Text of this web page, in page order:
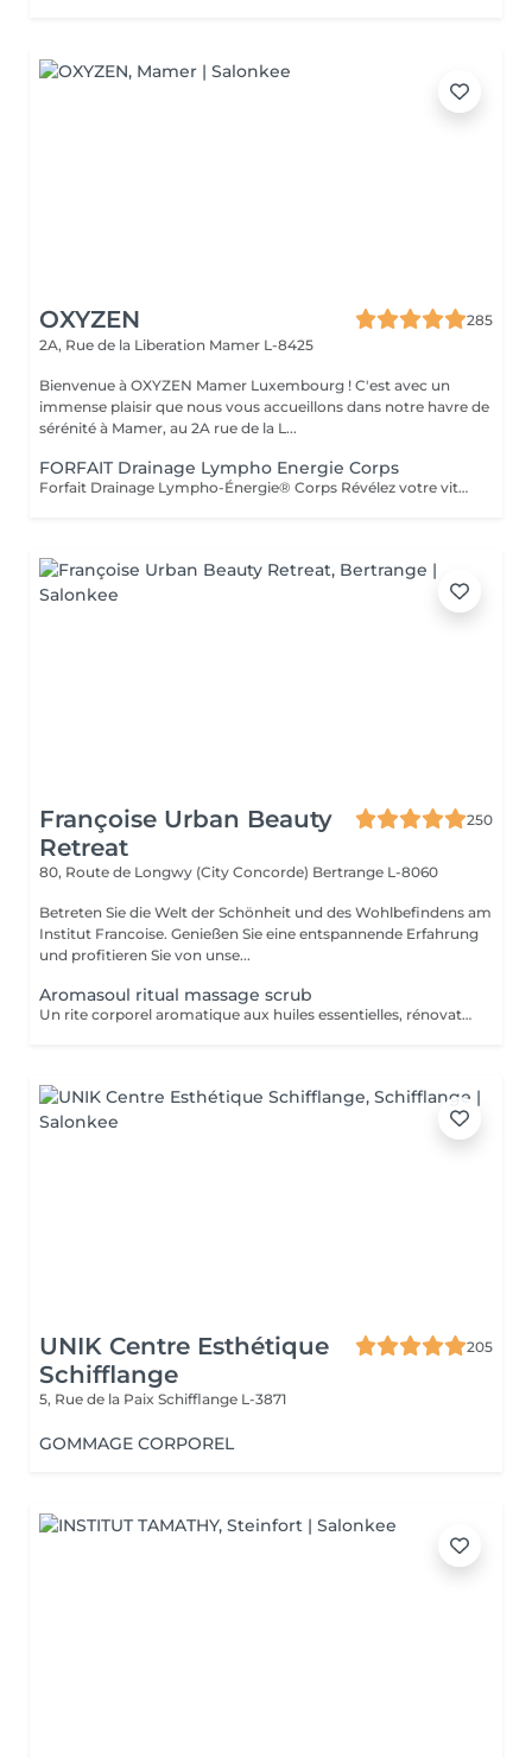
OXYZEN
285
2A, Rue de la Liberation Mamer L-8425
Bienvenue à OXYZEN Mamer Luxembourg ! C'est avec un
immense plaisir que nous vous accueillons dans notre havre de
sérénité à Mamer, au 2A rue de la L...
FORFAIT Drainage Lympho Energie Corps
Forfait Drainage Lympho-Énergie® Corps Révélez votre vitalité Offrez à votre corps une véritable cure de bien-être grâce au Drainage Lympho-Énergie® Corps. Ce soin exclusif stimule l'énergie, détoxifie l'organisme, allège la silhouette et procure une sensation incomparable de légèreté et de vitalité. Forfait 5 Séances Régénération en douceur -5 séances de Drainage Lympho-Énergie® Corps. -Gestes doux et ciblés pour activer la circulation lymphatique. -Élimination progressive des toxines et réduction de la rétention d'eau. -Une expérience bien-être qui redonne confort et légèreté. Forfait 10 Séances Transformation en profondeur -10 séances de Drainage Lympho-Énergie® Corps. -Une cure complète pour renforcer le système lymphatique. -Affinement de la silhouette et élimination durable des impuretés. -Un voyage intérieur vers une vitalité retrouvée et un équilibre global. Ces forfaits sont adaptables à vos besoins et à votre rythme. Ils constituent également une formidable idée cadeau, idéale pour offrir bien-être, vitalité et légèreté à vos proches. Déconseillé aux femmes enceintes et en cas de contre-indication médicale (demander l'avis de votre médecin). Avertissement : Nos soins sont exclusivement dédiés au bien-être et à la relaxation. Ils ne remplacent pas un suivi médical et ne relèvent pas de la kinésithérapie.
Françoise Urban Beauty
Retreat
250
80, Route de Longwy (City Concorde) Bertrange L-8060
Betreten Sie die Welt der Schönheit und des Wohlbefindens am
Institut Francoise. Genießen Sie eine entspannende Erfahrung
und profitieren Sie von unse...
Aromasoul ritual massage scrub
Un rite corporel aromatique aux huiles essentielles, rénovateur et unique. Le corps est complètement gommé.
UNIK Centre Esthétique
Schifflange
205
5, Rue de la Paix Schifflange L-3871
GOMMAGE CORPOREL